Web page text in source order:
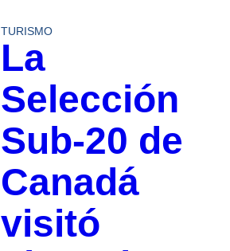
TURISMO
La
Selección
Sub-20 de
Canadá
visitó